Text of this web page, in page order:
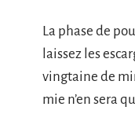
La phase de
laissez les
vingtaine de
mie n’en sera